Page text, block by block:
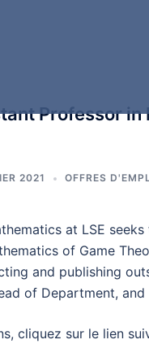
Professor
2021 OFFRES
at LSE
of Game
and publishing
of Department,
cliquez sur le lien